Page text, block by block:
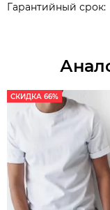
Гарантийный срок
СКИДКА 66%